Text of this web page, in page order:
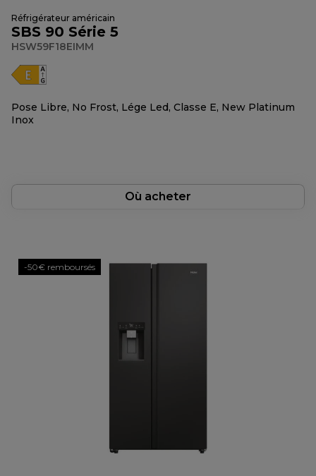
Réfrigérateur américain
SBS 90 Série 5
HSW59F18EIMM
Pose Libre, No Frost, Lége Led, Classe E, New Platinum
Inox
Où acheter
-50€ remboursés